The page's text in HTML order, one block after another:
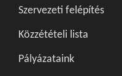
Szervezeti felépítés
Közzétételi lista
Pályázataink